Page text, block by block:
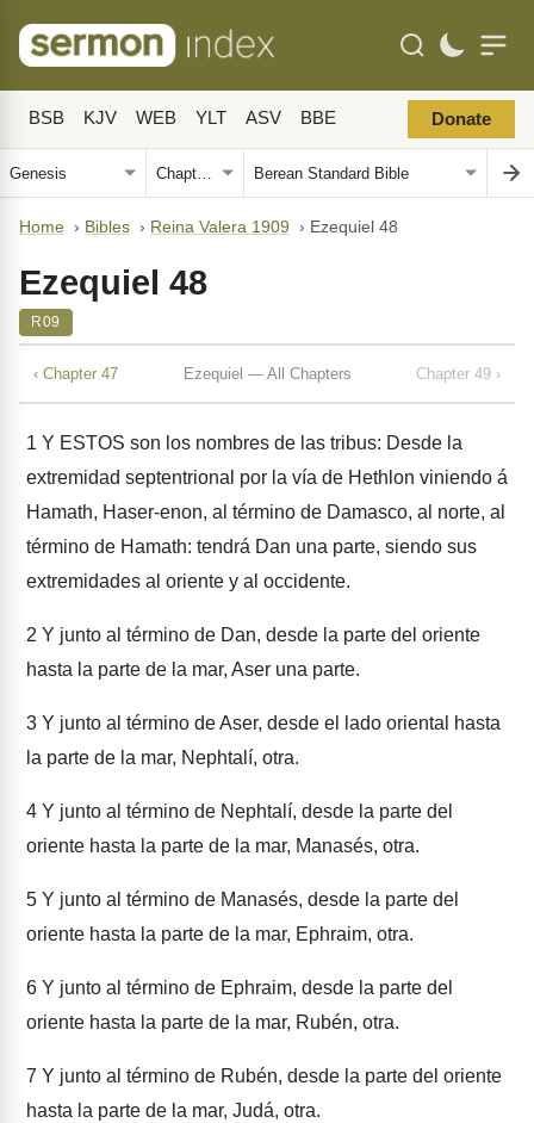
BSB KJV WEB YLT ASV BBE Donate
Home › Bibles › Reina Valera 1909 › Ezequiel 48
Ezequiel 48
R09
‹ Chapter 47 Ezequiel — All Chapters Chapter 49 ›
1 Y ESTOS son los nombres de las tribus: Desde la
extremidad septentrional por la vía de Hethlon viniendo á
Hamath, Haser-enon, al término de Damasco, al norte, al
término de Hamath: tendrá Dan una parte, siendo sus
extremidades al oriente y al occidente.
2 Y junto al término de Dan, desde la parte del oriente
hasta la parte de la mar, Aser una parte.
3 Y junto al término de Aser, desde el lado oriental hasta
la parte de la mar, Nephtalí, otra.
4 Y junto al término de Nephtalí, desde la parte del
oriente hasta la parte de la mar, Manasés, otra.
5 Y junto al término de Manasés, desde la parte del
oriente hasta la parte de la mar, Ephraim, otra.
6 Y junto al término de Ephraim, desde la parte del
oriente hasta la parte de la mar, Rubén, otra.
7 Y junto al término de Rubén, desde la parte del oriente
hasta la parte de la mar, Judá, otra.